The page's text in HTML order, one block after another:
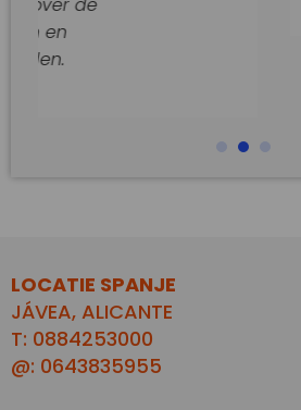
LOCATIE SPANJE
JÁVEA, ALICANTE
T: 0884253000
@: 0643835955